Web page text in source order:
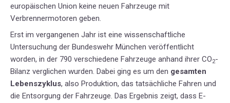
europäischen Union keine neuen Fahrzeuge mit
Verbrennermotoren geben.
Erst im vergangenen Jahr ist eine wissenschaftliche
Untersuchung der Bundeswehr München veröffentlicht
worden, in der 790 verschiedene Fahrzeuge anhand ihrer CO2-
Bilanz verglichen wurden. Dabei ging es um den gesamten
Lebenszyklus, also Produktion, das tatsächliche Fahren und
die Entsorgung der Fahrzeuge. Das Ergebnis zeigt, dass E-